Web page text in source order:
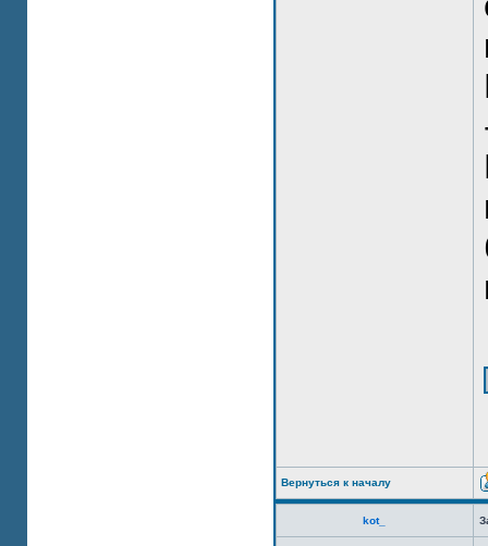
Вернуться к началу
kot_